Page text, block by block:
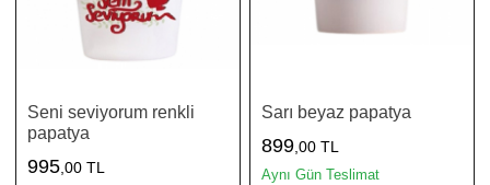
Seni seviyorum renkli
papatya
995 ,00 TL
Sarı beyaz papatya
899 ,00 TL
Aynı Gün Teslimat